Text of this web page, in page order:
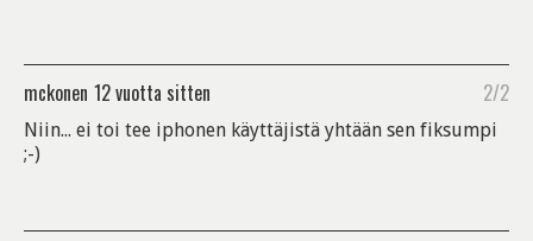
mckonen 12 vuotta sitten 2/2
Niin... ei toi tee iphonen käyttäjistä yhtään sen fiksumpi
;-)